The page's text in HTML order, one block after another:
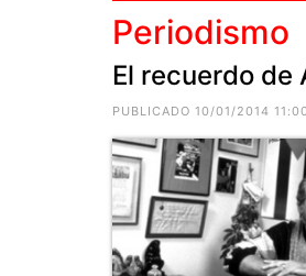
Periodismo
El recuerdo
PUBLICADO 10/01/2014